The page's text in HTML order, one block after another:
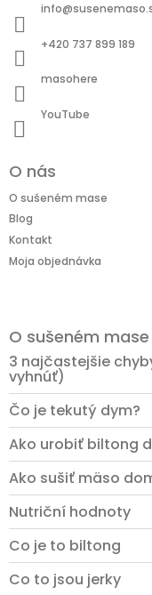
info@
+420 737 899 189
masohere
YouTube
O nás
O sušeném mase
Blog
Kontakt
Moja objednávka
O sušeném mase
3 najčastejšie
vyhnúť)
Čo je tekutý dym?
Ako urobiť biltong
Ako sušiť mäso
Nutriční hodnoty
Co je to biltong
Co to jsou jerky